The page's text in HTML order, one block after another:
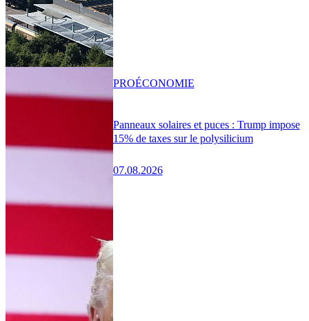
Panneaux solaires et puces : Trump impose
15% de taxes sur le polysilicium
07.08.2026
PROÉCONOMIE